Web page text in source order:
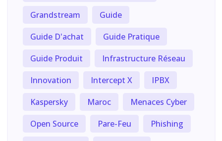
Grandstream
Guide
Guide D'achat
Guide Pratique
Guide Produit
Infrastructure Réseau
Innovation
Intercept X
IPBX
Kaspersky
Maroc
Menaces Cyber
Open Source
Pare-Feu
Phishing